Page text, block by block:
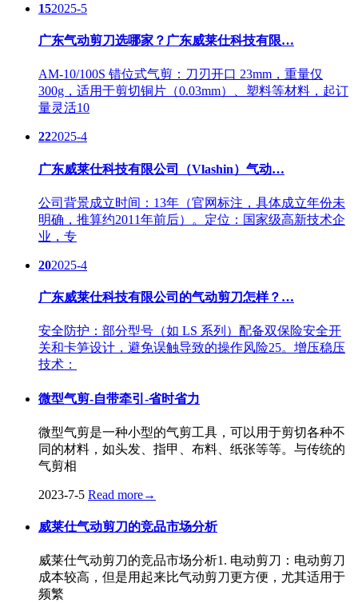
152025-5
广东气动剪刀选哪家？广东威莱仕科技有限…
AM-10/100S 错位式气剪：刀刃开口 23mm，重量仅
300g，适用于剪切铜片（0.03mm）、塑料等材料，起订
量灵活10
222025-4
广东威莱仕科技有限公司（Vlashin）气动…
公司背景成立时间：13年（官网标注，具体成立年份未
明确，推算约2011年前后）。定位：国家级高新技术企
业，专
202025-4
广东威莱仕科技有限公司的气动剪刀怎样？…
安全防护：部分型号（如 LS 系列）配备双保险安全开
关和卡笋设计，避免误触导致的操作风险25。增压稳压
技术：
微型气剪-自带牵引-省时省力
微型气剪是一种小型的气剪工具，可以用于剪切各种不
同的材料，如头发、指甲、布料、纸张等等。与传统的
气剪相
2023-7-5 Read more→
威莱仕气动剪刀的竞品市场分析
威莱仕气动剪刀的竞品市场分析1. 电动剪刀：电动剪刀
成本较高，但是用起来比气动剪刀更方便，尤其适用于
频繁